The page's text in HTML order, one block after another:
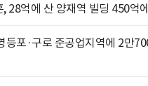
, 28억에 산 양재역 빌딩 450억
등포·구로 준공업지역에 2만